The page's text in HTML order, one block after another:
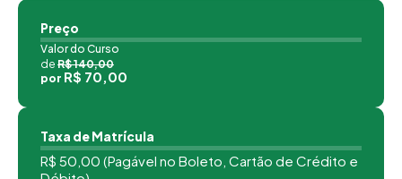
Preço
Valor do Curso
de R$ 140,00
por R$ 70,00
Taxa de Matrícula
R$ 50,00 (Pagável no Boleto, Cartão de Crédito e